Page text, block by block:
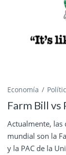
Economía
Farm Bill vs
Actualmente, las
mundial son la
y la PAC de la